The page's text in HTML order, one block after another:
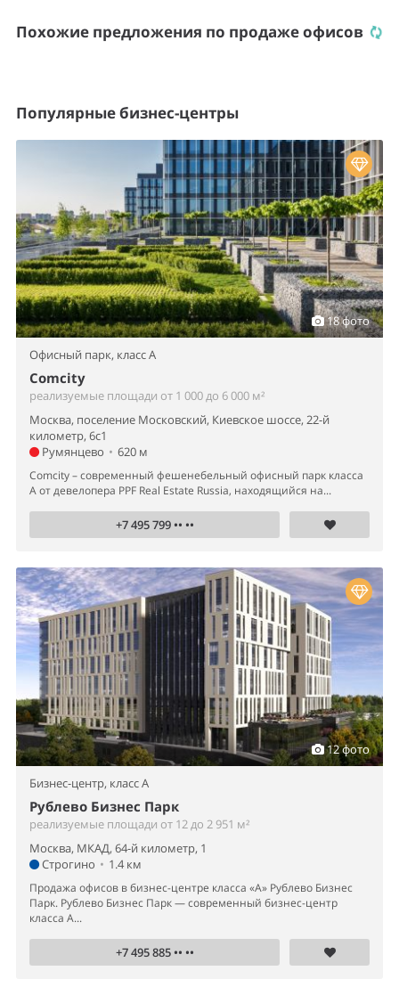
Похожие предложения по продаже офисов
Популярные бизнес-центры
18 фото
Офисный парк, класс A
Comcity
реализуемые площади от 1 000 до 6 000 м²
Москва, поселение Московский, Киевское шоссе, 22-й
километр, 6с1
Румянцево • 620 м
Comcity – современный фешенебельный офисный парк класса
А от девелопера PPF Real Estate Russia, находящийся на...
+7 495 799 •• ••
12 фото
Бизнес-центр, класс A
Рублево Бизнес Парк
реализуемые площади от 12 до 2 951 м²
Москва, МКАД, 64-й километр, 1
Строгино • 1.4 км
Продажа офисов в бизнес-центре класса «А» Рублево Бизнес
Парк. Рублево Бизнес Парк — современный бизнес-центр
класса А...
+7 495 885 •• ••